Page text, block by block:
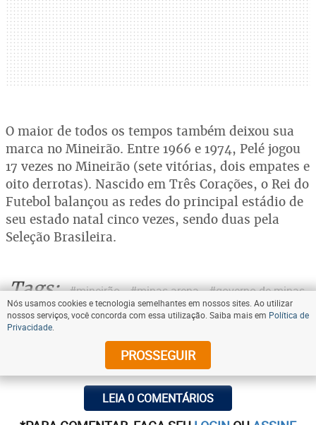
O maior de todos os tempos também deixou sua
marca no Mineirão. Entre 1966 e 1974, Pelé jogou
17 vezes no Mineirão (sete vitórias, dois empates e
oito derrotas). Nascido em Três Corações, o Rei do
Futebol balançou as redes do principal estádio de
seu estado natal cinco vezes, sendo duas pela
Seleção Brasileira.
Tags: #mineirão #minas arena
#governo de minas
#r$ 1 bilhão
#repasses
COMPARTILHE
LEIA 0 COMENTÁRIOS
Nós usamos cookies e tecnologia semelhantes em nossos sites. Ao utilizar
nossos serviços, você concorda com essa utilização. Saiba mais em Política de
Privacidade
PROSSEGUIR